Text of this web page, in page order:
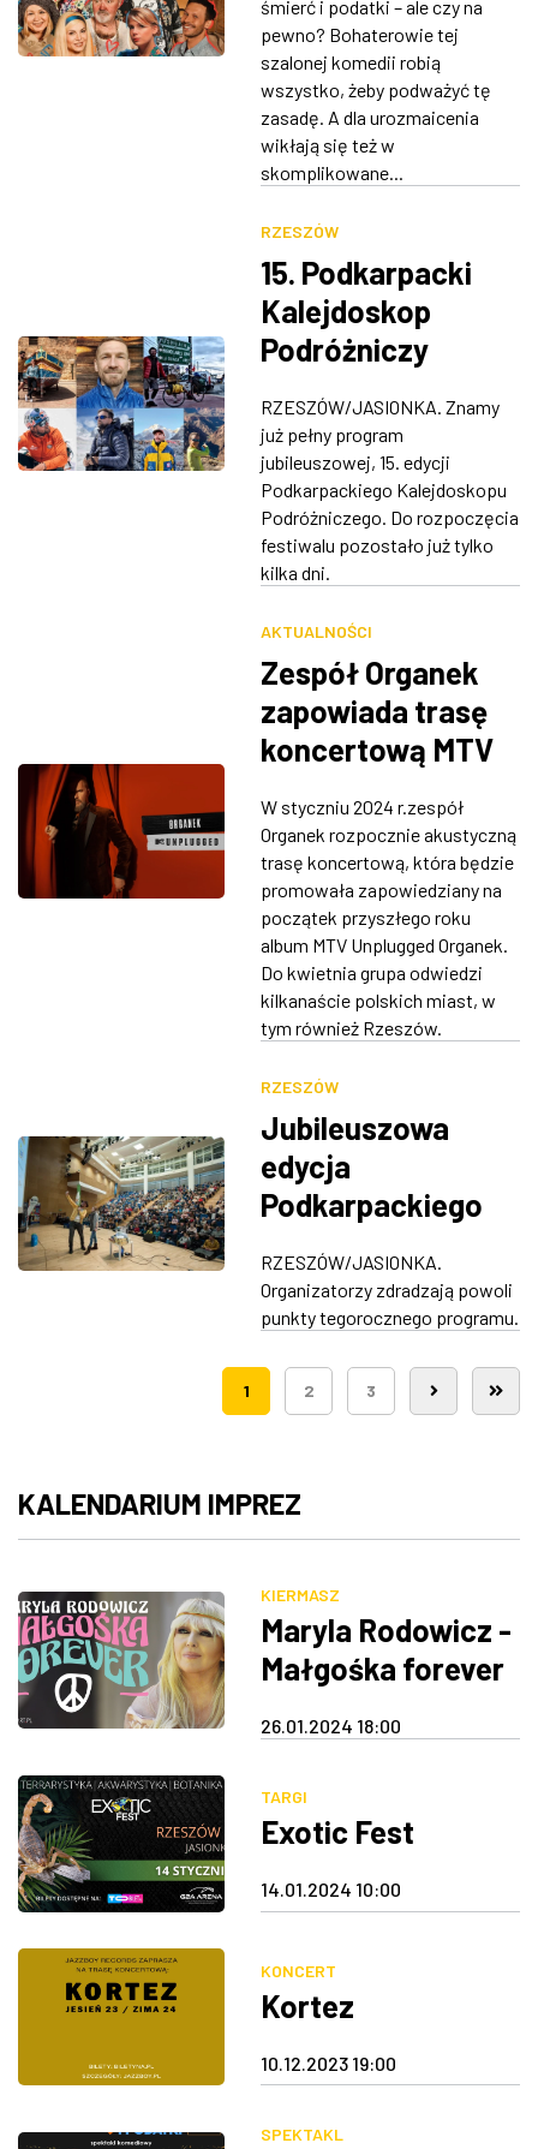
śmierć i podatki – ale czy na
pewno? Bohaterowie tej
szalonej komedii robią
wszystko, żeby podważyć tę
zasadę. A dla urozmaicenia
wikłają się też w
skomplikowane...
RZESZÓW
15. Podkarpacki
Kalejdoskop
Podróżniczy
RZESZÓW/JASIONKA. Znamy
już pełny program
jubileuszowej, 15. edycji
Podkarpackiego Kalejdoskopu
Podróżniczego. Do rozpoczęcia
festiwalu pozostało już tylko
kilka dni.
AKTUALNOŚCI
Zespół Organek
zapowiada trasę
koncertową MTV
Rzeszów jednym z
przystanków
W styczniu 2024 r.zespół
Organek rozpocznie akustyczną
trasę koncertową, która będzie
promowała zapowiedziany na
początek przyszłego roku
album MTV Unplugged Organek.
Do kwietnia grupa odwiedzi
kilkanaście polskich miast, w
tym również Rzeszów.
RZESZÓW
Jubileuszowa
edycja
Podkarpackiego
Podróżniczego.
Znamy pierwszych
gości
RZESZÓW/JASIONKA.
Organizatorzy zdradzają powoli
punkty tegorocznego programu.
1 2 3
KALENDARIUM IMPREZ
KIERMASZ
Maryla Rodowicz -
Małgośka forever
26.01.2024 18:00
TARGI
Exotic Fest
14.01.2024 10:00
KONCERT
Kortez
10.12.2023 19:00
SPEKTAKL